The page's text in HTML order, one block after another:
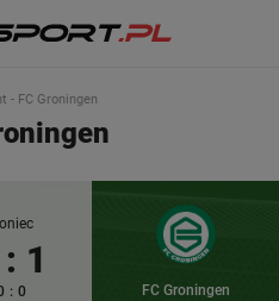
- FC Groningen
: 1
: 0 FC Groningen